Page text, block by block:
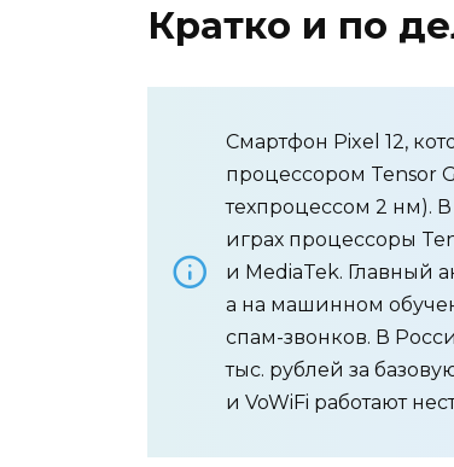
Кратко и по
Смартфон Pixel 12,
процессором Tensor
техпроцессом 2 нм).
играх процессоры
и MediaTek. Главный
а на машинном
спам-звонков. В
тыс. рублей за
и VoWiFi работают